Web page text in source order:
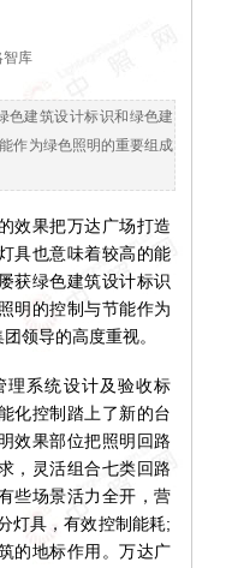
智库
色建筑设计标识和绿色建
作为绿色照明的重要组成
果把万达广场打造
具也意味着较高的能
获绿色建筑设计标识
明的控制与节能作为
领导的高度重视。
系统设计及验收标
化控制踏上了新的台
效果部位把照明回路
，灵活组合七类回路
些场景活力全开，营
灯具，有效控制能耗;
的地标作用。万达广